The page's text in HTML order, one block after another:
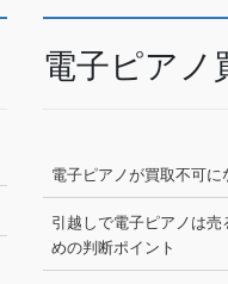
電子ピアノ
電子ピアノが買取不可
引越しで電子ピアノは
めの判断ポイント